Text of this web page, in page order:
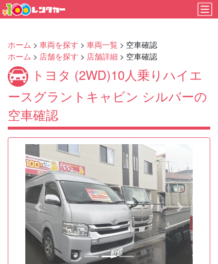
ホーム > 車両を探す > 車両一覧 > 空車確認
ホーム > 店舗を探す > 店舗詳細 > 空車確認
トヨタ (2WD)10人乗りハイエ
ースグラントキャビン シルバーの
空車確認
Previous Next